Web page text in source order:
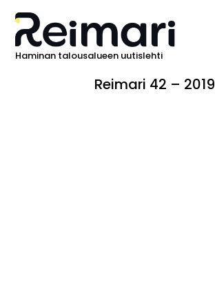
Haminan talousalueen uutislehti
Reimari 42 – 2019